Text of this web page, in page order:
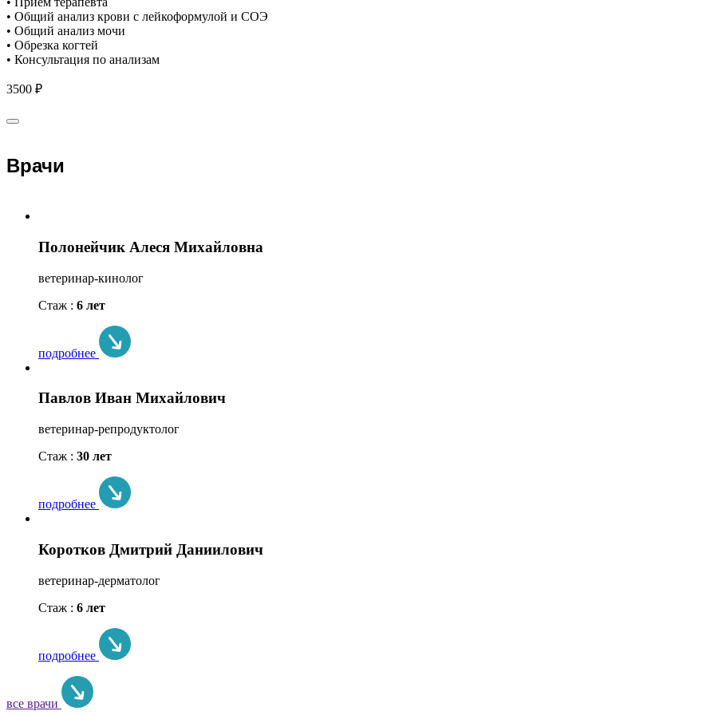
• Общий анализ крови с лейкоформулой и СОЭ
• Общий анализ мочи
• Обрезка когтей
• Консультация по анализам
3500 ₽
Врачи
Полонейчик Алеся Михайловна
ветеринар-кинолог
Стаж : 6 лет
подробнее
Павлов Иван Михайлович
ветеринар-репродуктолог
Стаж : 30 лет
подробнее
Коротков Дмитрий Даниилович
ветеринар-дерматолог
Стаж : 6 лет
подробнее
все врачи